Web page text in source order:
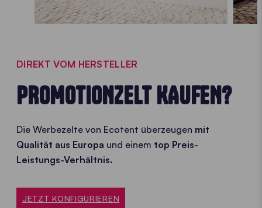
DIREKT VOM HERSTELLER
PROMOTIONZELT KAUFEN?
Die Werbezelte von Ecotent überzeugen mit
Qualität aus Europa und einem top Preis-
Leistungs-Verhältnis.
JETZT KONFIGURIEREN